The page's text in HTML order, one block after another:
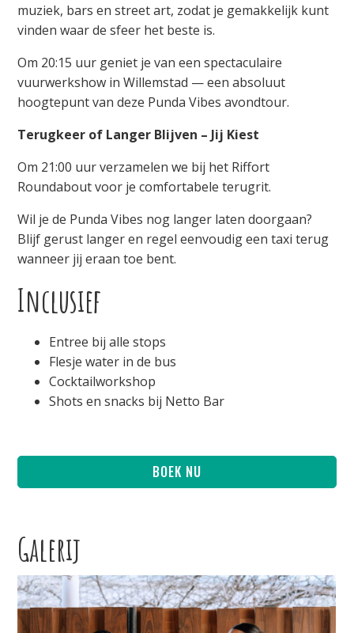
muziek, bars en street art, zodat je gemakkelijk kunt
vinden waar de sfeer het beste is.
Om 20:15 uur geniet je van een spectaculaire
vuurwerkshow in Willemstad — een absoluut
hoogtepunt van deze Punda Vibes avondtour.
Terugkeer of Langer Blijven – Jij Kiest
Om 21:00 uur verzamelen we bij het Riffort
Roundabout voor je comfortabele terugrit.
Wil je de Punda Vibes nog langer laten doorgaan?
Blijf gerust langer en regel eenvoudig een taxi terug
wanneer jij eraan toe bent.
Inclusief
Entree bij alle stops
Flesje water in de bus
Cocktailworkshop
Shots en snacks bij Netto Bar
BOEK NU
Galerij